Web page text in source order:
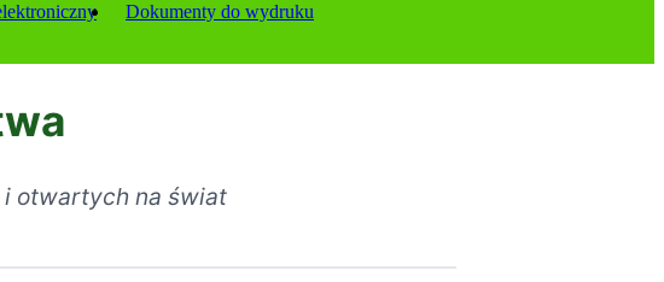
Dokumenty do wydruku
otwartych na świat